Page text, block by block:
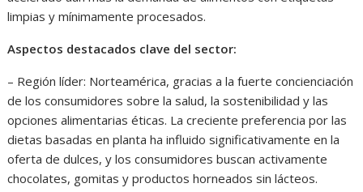
limpias y mínimamente procesados.
Aspectos destacados clave del sector:
– Región líder: Norteamérica, gracias a la fuerte concienciación
de los consumidores sobre la salud, la sostenibilidad y las
opciones alimentarias éticas. La creciente preferencia por las
dietas basadas en planta ha influido significativamente en la
oferta de dulces, y los consumidores buscan activamente
chocolates, gomitas y productos horneados sin lácteos.